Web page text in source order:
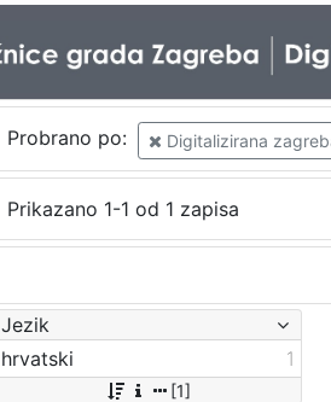
Probrano po: Digitalizirana
Prikazano 1-1 od 1 zapisa
Jezik
hrvatski
1
[1]